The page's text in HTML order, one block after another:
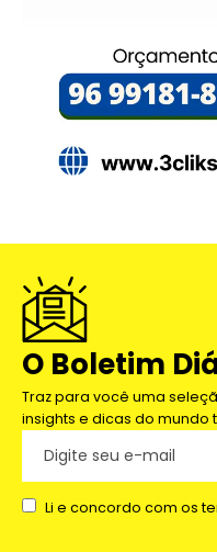
O Boletim
Traz para você uma
insights e dicas do mundo
Li e concordo com os